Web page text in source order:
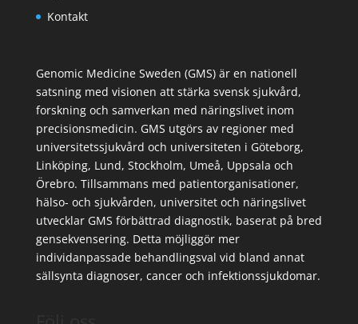
Kontakt
Genomic Medicine Sweden (GMS) är en nationell
satsning med visionen att stärka svensk sjukvård,
forskning och samverkan med näringslivet inom
precisionsmedicin. GMS utgörs av regioner med
universitetssjukvård och universiteten i Göteborg,
Linköping, Lund, Stockholm, Umeå, Uppsala och
Örebro. Tillsammans med patientorganisationer,
hälso- och sjukvården, universitet och näringslivet
utvecklar GMS förbättrad diagnostik, baserat på bred
gensekvensering. Detta möjliggör mer
individanpassade behandlingsval vid bland annat
sällsynta diagnoser, cancer och infektionssjukdomar.